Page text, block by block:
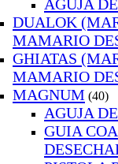
AGUJA
DUALOK
MAMARIO
GHIATAS
MAMARIO
MAGNUM (40)
AGUJA
GUIA